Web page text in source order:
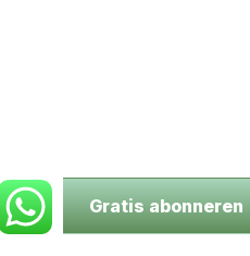
Gratis abonneren